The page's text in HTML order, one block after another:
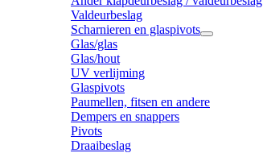
Valdeurbeslag
Scharnieren en glaspivots
Glas/glas
Glas/hout
UV verlijming
Glaspivots
Paumellen, fitsen en andere
Dempers en snappers
Pivots
Draaibeslag